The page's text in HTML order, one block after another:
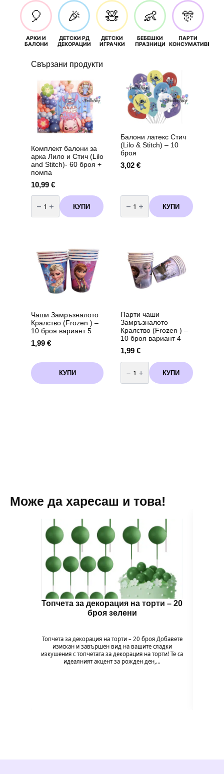
🎈
АРКИ И
БАЛОНИ
🎉
ДЕТСКИ РД
ДЕКОРАЦИИ
🧸
ДЕТСКИ
ИГРАЧКИ
👶
БЕБЕШКИ
ПРАЗНИЦИ
🎊
ПАРТИ
КОНСУМАТИВИ
Свързани продукти
Комплект балони за
арка Лило и Стич (Lilo
and Stitch)- 60 броя +
помпа
10,99 €
количество
за
Комплект
балони
Стич
(Lilo
and
Stitch)-
броя
помпа
КУПИ
Балони латекс Стич
(Lilo & Stitch) – 10
броя
3,02 €
количество
за
Балони
латекс
броя
КУПИ
Чаши Замръзналото
Кралство (Frozen ) –
10 броя вариант 5
1,99 €
КУПИ
Парти чаши
Замръзналото
Кралство (Frozen ) –
10 броя вариант 4
1,99 €
количество
за
Парти
чаши
КУПИ
Може да харесаш и това!
Топчета за декорация на торти – 20
броя зелени
Топчета за декорация на торти – 20 броя Добавете
изискан и завършен вид на вашите сладки
изкушения с топчетата за декорация на торти! Те са
идеалният акцент за рожден ден,…